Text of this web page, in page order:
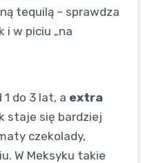
tequilą – sprawdza
i w piciu „na
do 3 lat, a extra
staje się bardziej
czekolady,
W Meksyku takie